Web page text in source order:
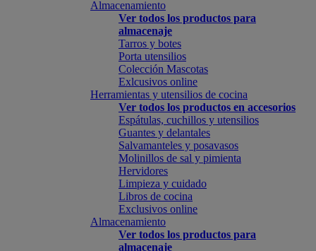
Almacenamiento
Ver todos los productos para
almacenaje
Tarros y botes
Porta utensilios
Colección Mascotas
Exlcusivos online
Herramientas y utensilios de cocina
Ver todos los productos en accesorios
Espátulas, cuchillos y utensilios
Guantes y delantales
Salvamanteles y posavasos
Molinillos de sal y pimienta
Hervidores
Limpieza y cuidado
Libros de cocina
Exclusivos online
Almacenamiento
Ver todos los productos para
almacenaje